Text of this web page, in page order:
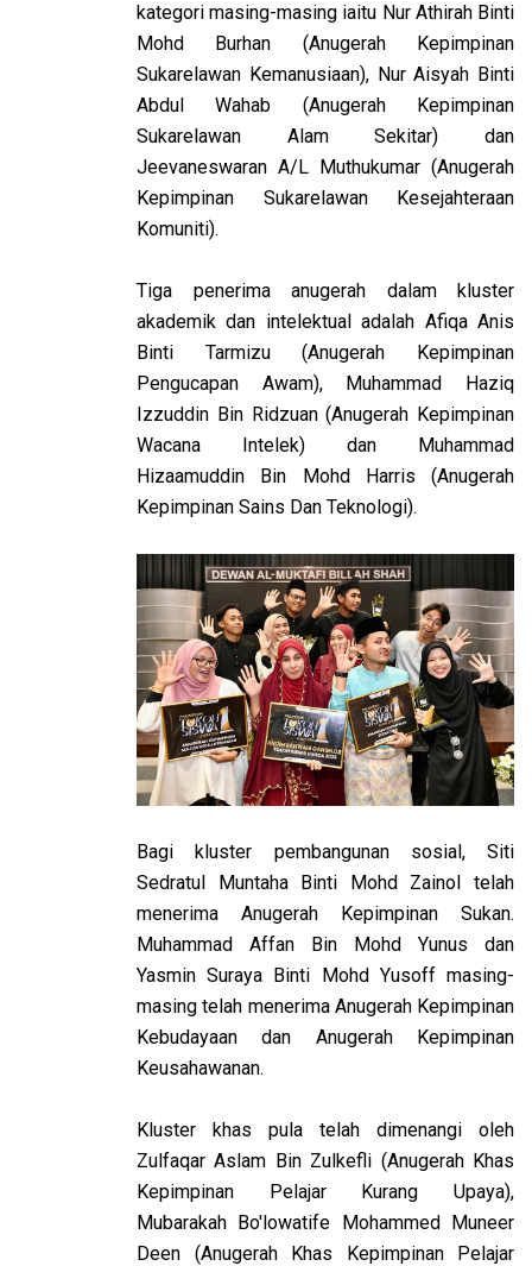
kategori masing-masing iaitu Nur Athirah Binti
Mohd Burhan (Anugerah Kepimpinan
Sukarelawan Kemanusiaan), Nur Aisyah Binti
Abdul Wahab (Anugerah Kepimpinan
Sukarelawan Alam Sekitar) dan
Jeevaneswaran A/L Muthukumar (Anugerah
Kepimpinan Sukarelawan Kesejahteraan
Komuniti).
Tiga penerima anugerah dalam kluster
akademik dan intelektual adalah Afiqa Anis
Binti Tarmizu (Anugerah Kepimpinan
Pengucapan Awam), Muhammad Haziq
Izzuddin Bin Ridzuan (Anugerah Kepimpinan
Wacana Intelek) dan Muhammad
Hizaamuddin Bin Mohd Harris (Anugerah
Kepimpinan Sains Dan Teknologi).
Bagi kluster pembangunan sosial, Siti
Sedratul Muntaha Binti Mohd Zainol telah
menerima Anugerah Kepimpinan Sukan.
Muhammad Affan Bin Mohd Yunus dan
Yasmin Suraya Binti Mohd Yusoff masing-
masing telah menerima Anugerah Kepimpinan
Kebudayaan dan Anugerah Kepimpinan
Keusahawanan.
Kluster khas pula telah dimenangi oleh
Zulfaqar Aslam Bin Zulkefli (Anugerah Khas
Kepimpinan Pelajar Kurang Upaya),
Mubarakah Bo'lowatife Mohammed Muneer
Deen (Anugerah Khas Kepimpinan Pelajar